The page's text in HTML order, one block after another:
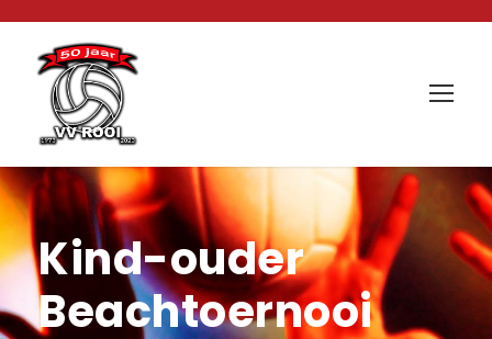
Kind-ouder
Beachtoernooi